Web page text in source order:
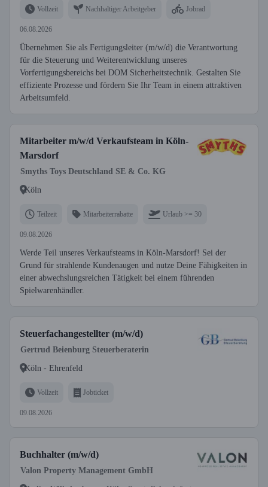
Vollzeit Nachhaltiger Arbeitgeber Jobrad
06.08.2026
Übernehmen Sie als Fertigungsleiter (m/w/d) die Verantwortung
für die Steuerung und Weiterentwicklung unseres
Vorfertigungsbereichs bei DOM Sicherheitstechnik. Gestalten Sie
effiziente Prozesse und fördern Sie Ihr Team in einem attraktiven
Arbeitsumfeld.
Mitarbeiter m/w/d Verkaufsteam in Köln-
Marsdorf
Smyths Toys Deutschland SE & Co. KG
Köln
Teilzeit Mitarbeiterrabatte Urlaub >= 30
09.08.2026
Werde Teil unseres Verkaufsteams in Köln-Marsdorf! Sei der
Grund für strahlende Kundenaugen und nutze Deine Fähigkeiten in
einer abwechslungsreichen Tätigkeit bei einem führenden
Spielwarenhändler.
Steuerfachangestellter (m/w/d)
Gertrud Beienburg Steuerberaterin
Köln - Ehrenfeld
Vollzeit Jobticket
09.08.2026
Buchhalter (m/w/d)
Valon Property Management GmbH